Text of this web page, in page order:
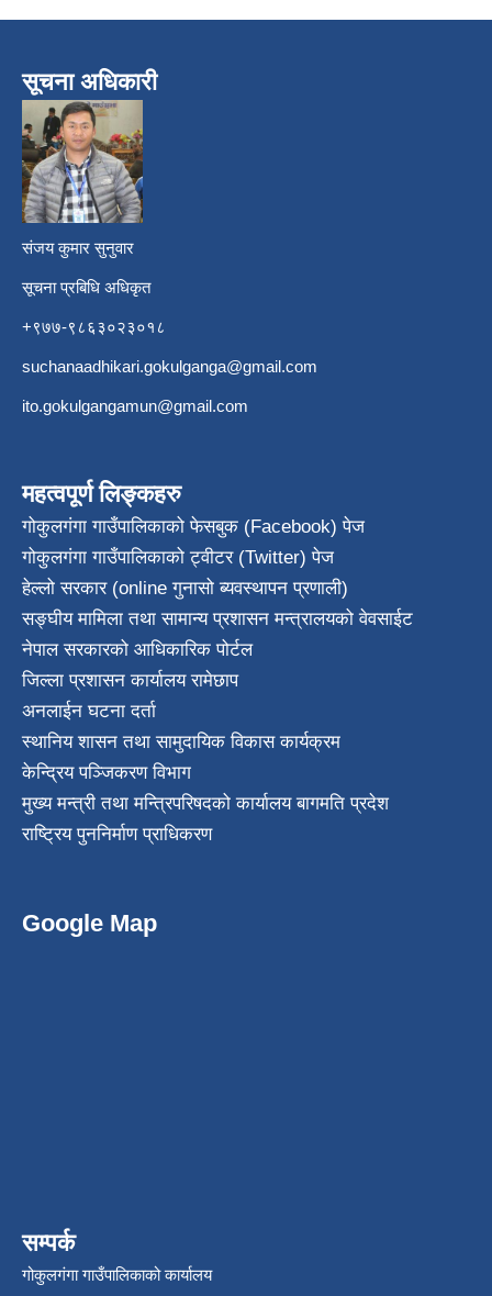
सूचना अधिकारी
संजय कुमार सुनुवार
सूचना प्रबिधि अधिकृत
+९७७-९८६३०२३०१८
suchanaadhikari.gokulganga@gmail.com
ito.gokulgangamun@gmail.com
महत्वपूर्ण लिङ्कहरु
गोकुलगंगा गाउँपालिकाको फेसबुक (Facebook) पेज
गोकुलगंगा गाउँपालिकाको ट्वीटर (Twitter) पेज
हेल्लो सरकार (online गुनासो ब्यवस्थापन प्रणाली)
सङ्घीय मामिला तथा सामान्य प्रशासन मन्त्रालयको वेवसाईट
नेपाल सरकारको आधिकारिक पोर्टल
जिल्ला प्रशासन कार्यालय रामेछाप
अनलाईन घटना दर्ता
स्थानिय शासन तथा सामुदायिक विकास कार्यक्रम
केन्द्रिय पञ्जिकरण विभाग
मुख्य मन्त्री तथा मन्त्रिपरिषदको कार्यालय बागमति प्रदेश
राष्ट्रिय पुननिर्माण प्राधिकरण
Google Map
सम्पर्क
गोकुलगंगा गाउँपालिकाको कार्यालय